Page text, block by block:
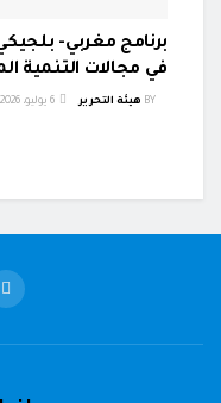
برنامج مغربي-
في مجالات التنمية
BY هيئة التحرير